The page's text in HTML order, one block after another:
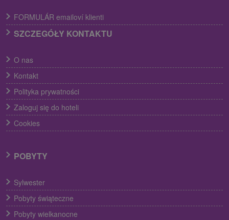
FORMULÁR emailoví klienti
SZCZEGÓŁY KONTAKTU
O nas
Kontakt
Polityka prywatności
Zaloguj się do hoteli
Cookies
POBYTY
Sylwester
Pobyty świąteczne
Pobyty wielkanocne